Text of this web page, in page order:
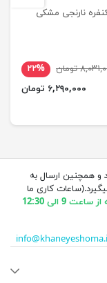
نارنجی مشکی
تومان
۲۲%
۶,۲۹۰,۰۰۰ تومان
و همچنین ارسال به
کاری ما
9 الی 12:30